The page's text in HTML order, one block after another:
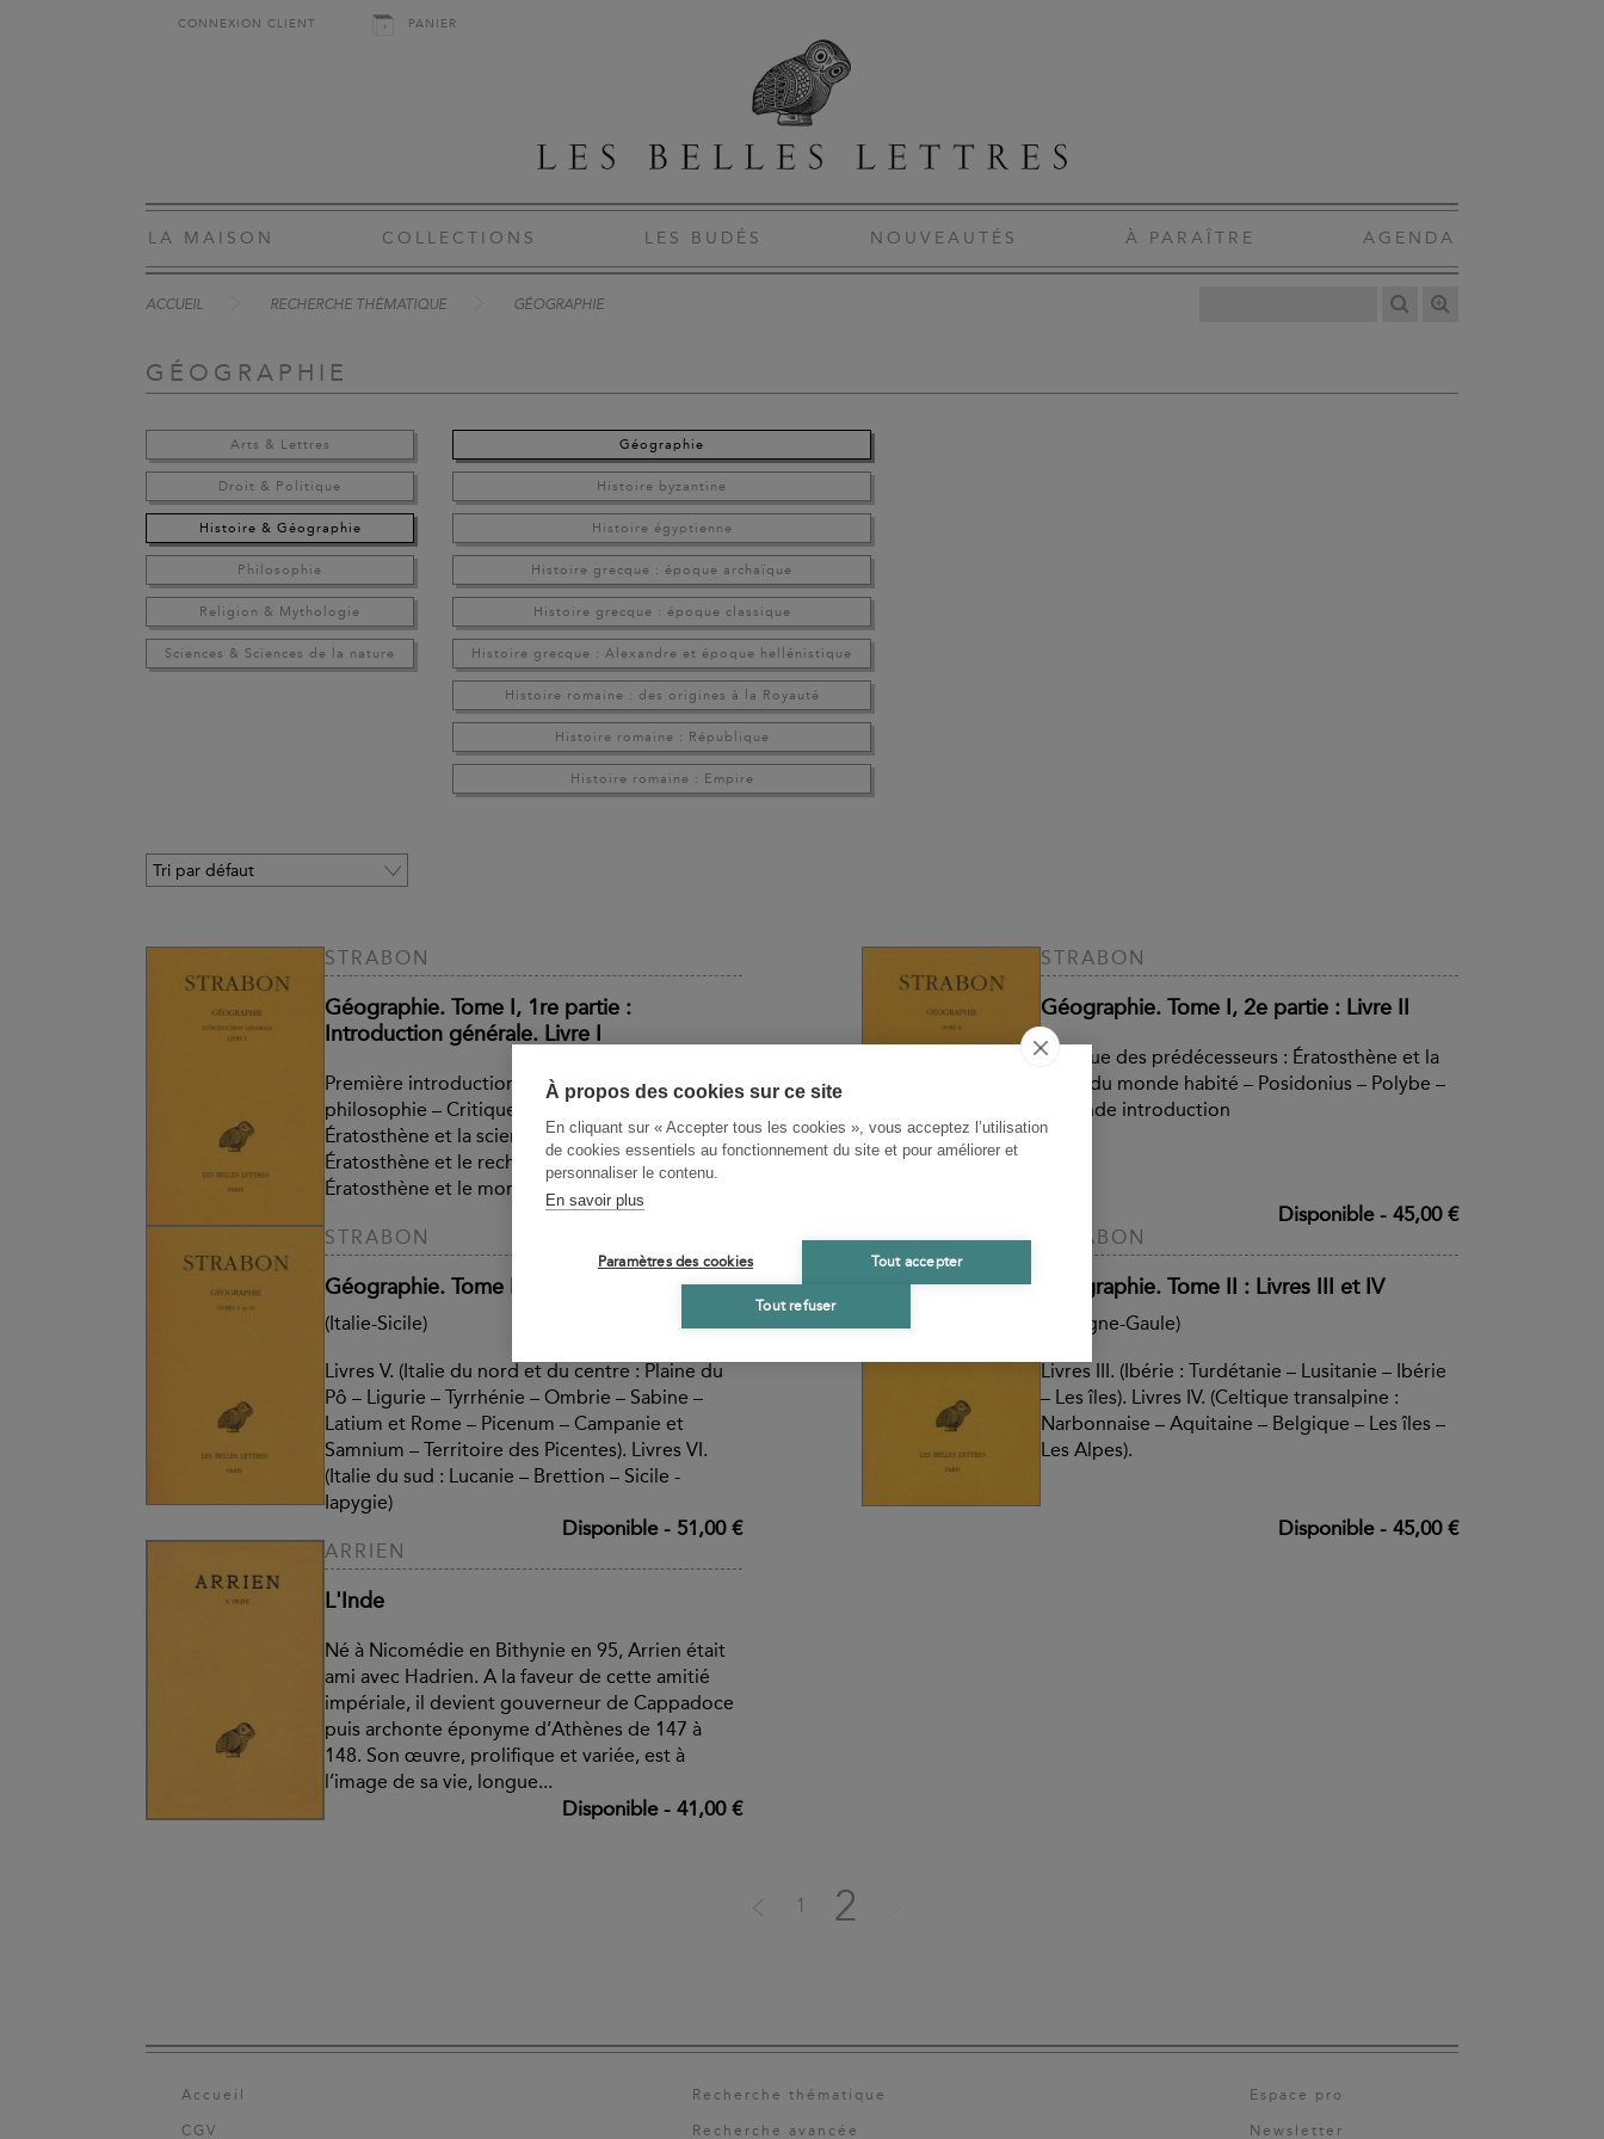
À propos des cookies sur ce site
En cliquant sur « Accepter tous les cookies », vous acceptez l’utilisation
de cookies essentiels au fonctionnement du site et pour améliorer et
personnaliser le contenu.
En savoir plus
Paramètres des cookies Tout accepter
Tout refuser
CONNEXION CLIENT PANIER
LA MAISON COLLECTIONS LES BUDÉS NOUVEAUTÉS À PARAÎTRE AGENDA
ACCUEIL RECHERCHE THÉMATIQUE GÉOGRAPHIE
GÉOGRAPHIE
Arts & Lettres
Droit & Politique
Histoire & Géographie
Philosophie
Religion & Mythologie
Sciences & Sciences de la nature
Géographie
Histoire byzantine
Histoire égyptienne
Histoire grecque : époque archaïque
Histoire grecque : époque classique
Histoire grecque : Alexandre et époque hellénistique
Histoire romaine : des origines à la Royauté
Histoire romaine : République
Histoire romaine : Empire
STRABON
Géographie. Tome I, 1re partie :
Introduction générale. Livre I
Première introduction : géographie et
philosophie – Critique des prédécesseurs :
Ératosthène et la science d'Homère –
Ératosthène et le recherches géologiques –
Ératosthène et le monde habité
Disponible
STRABON
Géographie. Tome I, 2e partie : Livre II
Critique des prédécesseurs : Ératosthène et la
carte du monde habité – Posidonius – Polybe –
Seconde introduction
Disponible- 45,00 €
STRABON
Géographie. Tome III : Livres V et VI
(Italie-Sicile)
Livres V. (Italie du nord et du centre : Plaine du
Pô – Ligurie – Tyrrhénie – Ombrie – Sabine –
Latium et Rome – Picenum – Campanie et
Samnium – Territoire des Picentes). Livres VI.
(Italie du sud : Lucanie – Brettion – Sicile -
Iapygie)
Disponible- 51,00 €
STRABON
Géographie. Tome II : Livres III et IV
(Espagne-Gaule)
Livres III. (Ibérie : Turdétanie – Lusitanie – Ibérie
– Les îles). Livres IV. (Celtique transalpine :
Narbonnaise – Aquitaine – Belgique – Les îles –
Les Alpes).
Disponible- 45,00 €
ARRIEN
L'Inde
Né à Nicomédie en Bithynie en 95, Arrien était
ami avec Hadrien. A la faveur de cette amitié
impériale, il devient gouverneur de Cappadoce
puis archonte éponyme d’Athènes de 147 à
148. Son œuvre, prolifique et variée, est à
l’image de sa vie, longue...
Disponible- 41,00 €
1 2
Accueil
CGV
Recherche thématique
Recherche avancée
Espace pro
Newsletter